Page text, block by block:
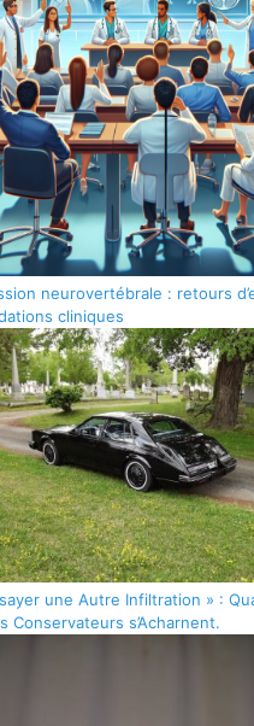
neurovertébrale : retours
cliniques
une Autre Infiltration » :
Conservateurs s’Acharnent.